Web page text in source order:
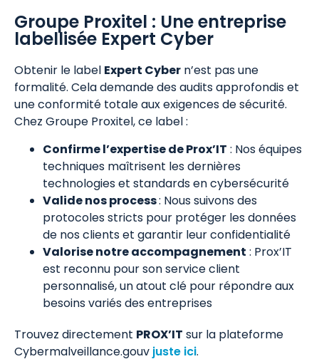
Groupe Proxitel : Une entreprise
labellisée Expert Cyber
Obtenir le label Expert Cyber n’est pas une
formalité. Cela demande des audits approfondis et
une conformité totale aux exigences de sécurité.
Chez Groupe Proxitel, ce label :
Confirme l’expertise de Prox’IT : Nos équipes
techniques maîtrisent les dernières
technologies et standards en cybersécurité
Valide nos process: Nous suivons des
protocoles stricts pour protéger les données
de nos clients et garantir leur confidentialité
Valorise notre accompagnement : Prox’IT
est reconnu pour son service client
personnalisé, un atout clé pour répondre aux
besoins variés des entreprises
Trouvez directement PROX’IT sur la plateforme
Cybermalveillance.gouv juste ici.